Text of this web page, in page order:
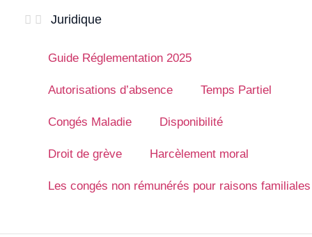
Juridique
Guide Réglementation 2025
Autorisations d’absence Temps Partiel
Congés Maladie Disponibilité
Droit de grève Harcèlement moral
Les congés non rémunérés pour raisons familiales